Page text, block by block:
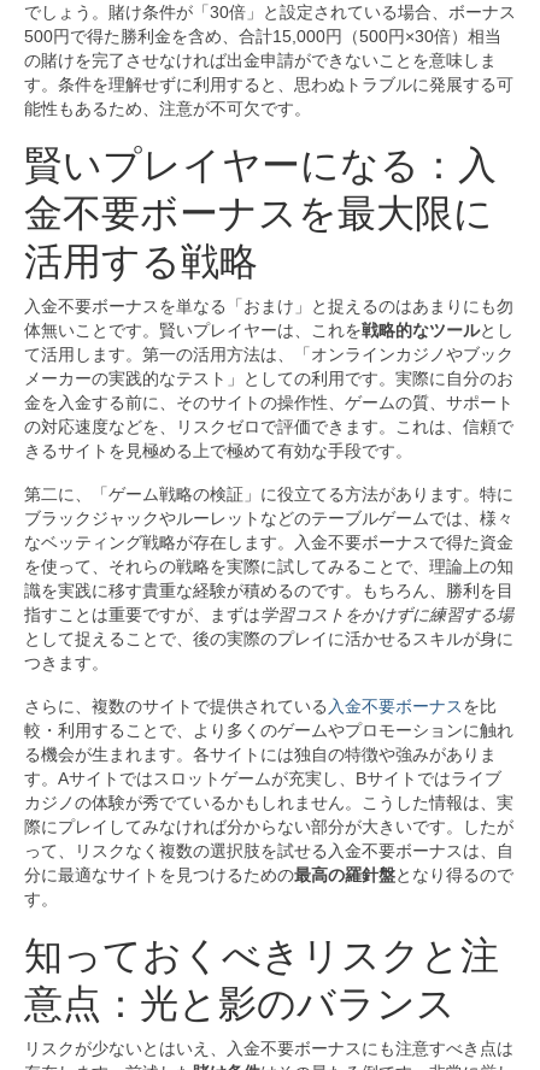
でしょう。賭け条件が「30倍」と設定されている場合、ボーナス
500円で得た勝利金を含め、合計15,000円（500円×30倍）相当
の賭けを完了させなければ出金申請ができないことを意味しま
す。条件を理解せずに利用すると、思わぬトラブルに発展する可
能性もあるため、注意が不可欠です。
賢いプレイヤーになる：入
金不要ボーナスを最大限に
活用する戦略
入金不要ボーナスを単なる「おまけ」と捉えるのはあまりにも勿
体無いことです。賢いプレイヤーは、これを戦略的なツールとし
て活用します。第一の活用方法は、「オンラインカジノやブック
メーカーの実践的なテスト」としての利用です。実際に自分のお
金を入金する前に、そのサイトの操作性、ゲームの質、サポート
の対応速度などを、リスクゼロで評価できます。これは、信頼で
きるサイトを見極める上で極めて有効な手段です。
第二に、「ゲーム戦略の検証」に役立てる方法があります。特に
ブラックジャックやルーレットなどのテーブルゲームでは、様々
なベッティング戦略が存在します。入金不要ボーナスで得た資金
を使って、それらの戦略を実際に試してみることで、理論上の知
識を実践に移す貴重な経験が積めるのです。もちろん、勝利を目
指すことは重要ですが、まずは学習コストをかけずに練習する場
として捉えることで、後の実際のプレイに活かせるスキルが身に
つきます。
さらに、複数のサイトで提供されている 入金不要ボーナスを比
較・利用することで、より多くのゲームやプロモーションに触れ
る機会が生まれます。各サイトには独自の特徴や強みがありま
す。Aサイトではスロットゲームが充実し、Bサイトではライブ
カジノの体験が秀でているかもしれません。こうした情報は、実
際にプレイしてみなければ分からない部分が大きいです。したが
って、リスクなく複数の選択肢を試せる入金不要ボーナスは、自
分に最適なサイトを見つけるための最高の羅針盤となり得るので
す。
知っておくべきリスクと注
意点：光と影のバランス
リスクが少ないとはいえ、入金不要ボーナスにも注意すべき点は